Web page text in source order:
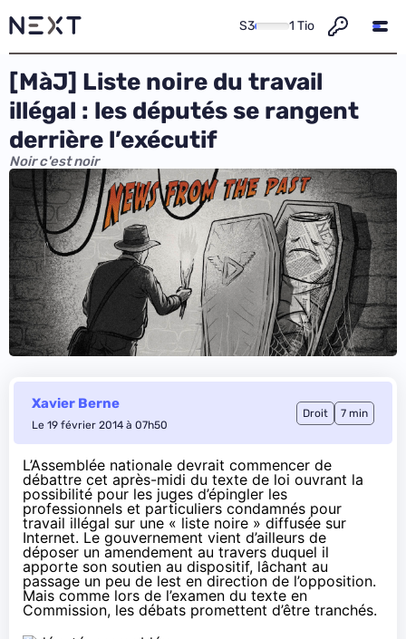
S3 1 Tio
[MàJ] Liste noire du travail
illégal : les députés se rangent
derrière l’exécutif
Noir c'est noir
Xavier Berne
Le 19 février 2014 à 07h50
Droit 7 min
L’Assemblée nationale devrait commencer de
débattre cet après-midi du texte de loi ouvrant la
possibilité pour les juges d’épingler les
professionnels et particuliers condamnés pour
travail illégal sur une « liste noire » diffusée sur
Internet. Le gouvernement vient d’ailleurs de
déposer un amendement au travers duquel il
apporte son soutien au dispositif, lâchant au
passage un peu de lest en direction de l’opposition.
Mais comme lors de l’examen du texte en
Commission, les débats promettent d’être tranchés.